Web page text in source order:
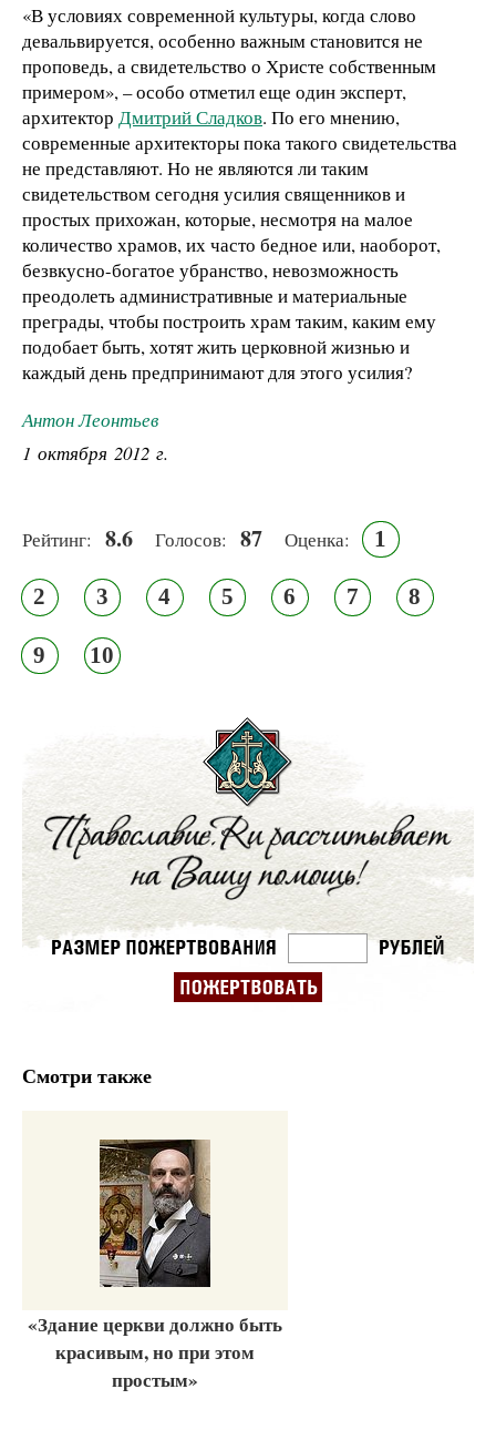
«В условиях современной культуры, когда слово
девальвируется, особенно важным становится не
проповедь, а свидетельство о Христе собственным
примером», – особо отметил еще один эксперт,
архитектор Дмитрий Сладков. По его мнению,
современные архитекторы пока такого свидетельства
не представляют. Но не являются ли таким
свидетельством сегодня усилия священников и
простых прихожан, которые, несмотря на малое
количество храмов, их часто бедное или, наоборот,
безвкусно-богатое убранство, невозможность
преодолеть административные и материальные
преграды, чтобы построить храм таким, каким ему
подобает быть, хотят жить церковной жизнью и
каждый день предпринимают для этого усилия?
Антон Леонтьев
1 октября 2012 г.
Рейтинг: 8.6 Голосов: 87 Оценка: 1
2 3 4 5 6 7 8
9 10
Смотри также
«Здание церкви должно быть
красивым, но при этом
простым»